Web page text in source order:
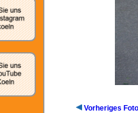
Vorheriges Foto